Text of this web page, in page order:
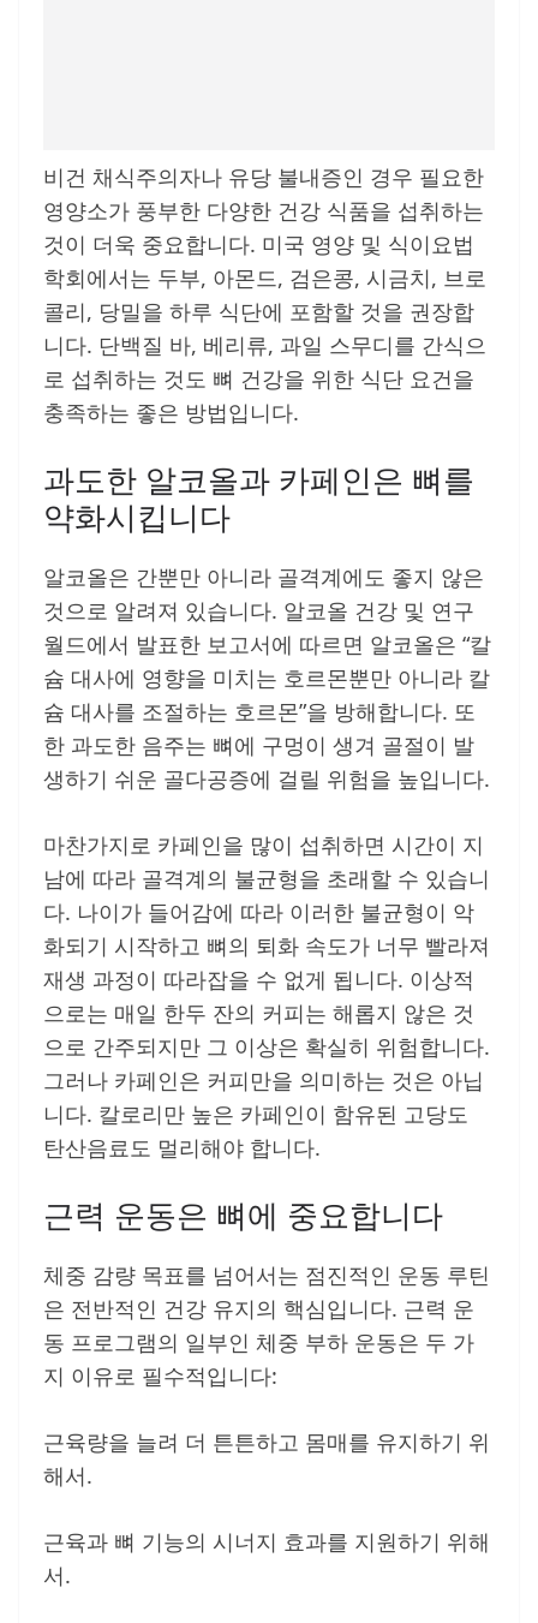
비건 채식주의자나 유당 불내증인 경우 필요한
영양소가 풍부한 다양한 건강 식품을 섭취하는
것이 더욱 중요합니다. 미국 영양 및 식이요법
학회에서는 두부, 아몬드, 검은콩, 시금치, 브로
콜리, 당밀을 하루 식단에 포함할 것을 권장합
니다. 단백질 바, 베리류, 과일 스무디를 간식으
로 섭취하는 것도 뼈 건강을 위한 식단 요건을
충족하는 좋은 방법입니다.
과도한 알코올과 카페인은 뼈를
약화시킵니다
알코올은 간뿐만 아니라 골격계에도 좋지 않은
것으로 알려져 있습니다. 알코올 건강 및 연구
월드에서 발표한 보고서에 따르면 알코올은 “칼
슘 대사에 영향을 미치는 호르몬뿐만 아니라 칼
슘 대사를 조절하는 호르몬”을 방해합니다. 또
한 과도한 음주는 뼈에 구멍이 생겨 골절이 발
생하기 쉬운 골다공증에 걸릴 위험을 높입니다.
마찬가지로 카페인을 많이 섭취하면 시간이 지
남에 따라 골격계의 불균형을 초래할 수 있습니
다. 나이가 들어감에 따라 이러한 불균형이 악
화되기 시작하고 뼈의 퇴화 속도가 너무 빨라져
재생 과정이 따라잡을 수 없게 됩니다. 이상적
으로는 매일 한두 잔의 커피는 해롭지 않은 것
으로 간주되지만 그 이상은 확실히 위험합니다.
그러나 카페인은 커피만을 의미하는 것은 아닙
니다. 칼로리만 높은 카페인이 함유된 고당도
탄산음료도 멀리해야 합니다.
근력 운동은 뼈에 중요합니다
체중 감량 목표를 넘어서는 점진적인 운동 루틴
은 전반적인 건강 유지의 핵심입니다. 근력 운
동 프로그램의 일부인 체중 부하 운동은 두 가
지 이유로 필수적입니다:
근육량을 늘려 더 튼튼하고 몸매를 유지하기 위
해서.
근육과 뼈 기능의 시너지 효과를 지원하기 위해
서.